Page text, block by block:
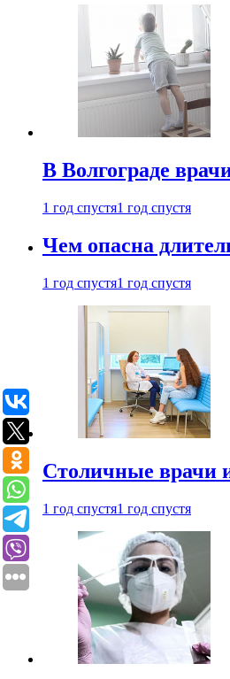
В Волгограде
1 год спустя1 год спустя
Чем опасна
1 год спустя1 год спустя
Столичные врачи
1 год спустя1 год спустя